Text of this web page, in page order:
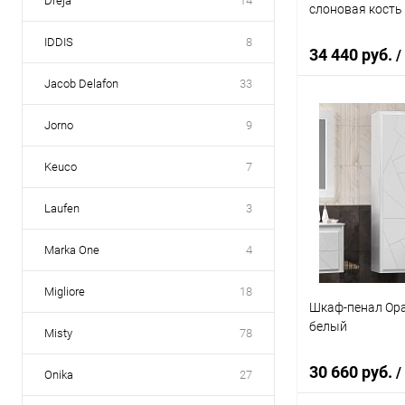
IDDIS 8
Jacob Delafon 33
Jorno 9
Keuco 7
Laufen 3
Marka One 4
Migliore 18
Misty 78
Onika 27
слоновая кость
34 440 руб. /
В избранное
Шкаф-пенал
белый
30 660 руб. /